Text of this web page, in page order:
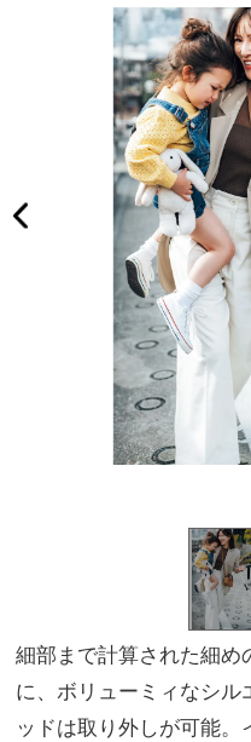
細部まで計算された細め
に、ボリューミィなシ
ッドは取り外しが可能